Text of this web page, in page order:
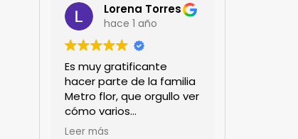
Lorena Torres
hace 1 año
Es muy gratificante
hacer parte de la familia
Metro flor, que orgullo ver
cómo varios
profesionales hombres y
Leer más